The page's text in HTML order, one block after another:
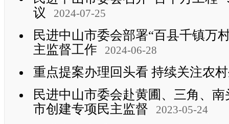
议
2024-07-25
民进中山市委会部署“百县千镇万
主监督工作
2024-06-28
重点提案办理回头看 持续关注农
民进中山市委会赴黄圃、三角、
市创建专项民主监督
2023-05-24